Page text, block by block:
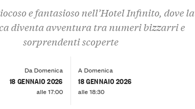
e fantasioso nell’Hotel Infinito, dove la
diventa avventura tra numeri bizzarri e
sorprendenti scoperte
Da Domenica
18 GENNAIO 2026
alle 17:00
A Domenica
18 GENNAIO 2026
alle 18:30